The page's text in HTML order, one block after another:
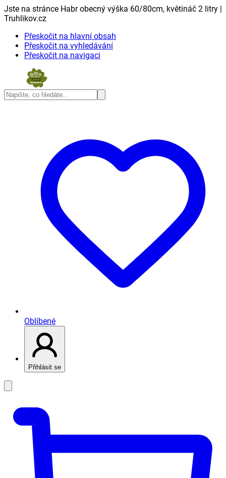
Jste na stránce Habr obecný výška 60/80cm, květináč 2 litry |
Truhlikov.cz
Přeskočit na hlavní obsah
Přeskočit na vyhledávání
Přeskočit na navigaci
Oblíbené
Přihlásit se